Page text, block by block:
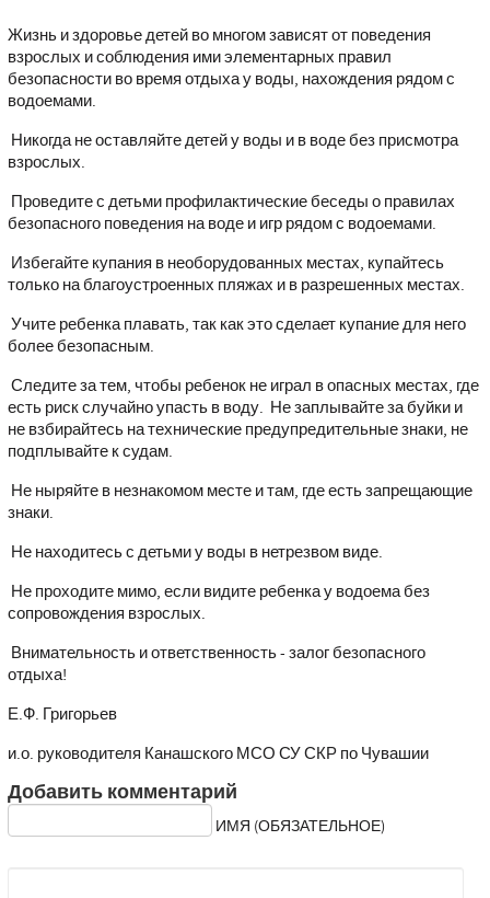
Жизнь и здоровье детей во многом зависят от поведения
взрослых и соблюдения ими элементарных правил
безопасности во время отдыха у воды, нахождения рядом с
водоемами.
Никогда не оставляйте детей у воды и в воде без присмотра
взрослых.
Проведите с детьми профилактические беседы о правилах
безопасного поведения на воде и игр рядом с водоемами.
Избегайте купания в необорудованных местах, купайтесь
только на благоустроенных пляжах и в разрешенных местах.
Учите ребенка плавать, так как это сделает купание для него
более безопасным.
Следите за тем, чтобы ребенок не играл в опасных местах, где
есть риск случайно упасть в воду. Не заплывайте за буйки и
не взбирайтесь на технические предупредительные знаки, не
подплывайте к судам.
Не ныряйте в незнакомом месте и там, где есть запрещающие
знаки.
Не находитесь с детьми у воды в нетрезвом виде.
Не проходите мимо, если видите ребенка у водоема без
сопровождения взрослых.
Внимательность и ответственность - залог безопасного
отдыха!
Е.Ф. Григорьев
и.о. руководителя Канашского МСО СУ СКР по Чувашии
Добавить комментарий
ИМЯ (ОБЯЗАТЕЛЬНОЕ)